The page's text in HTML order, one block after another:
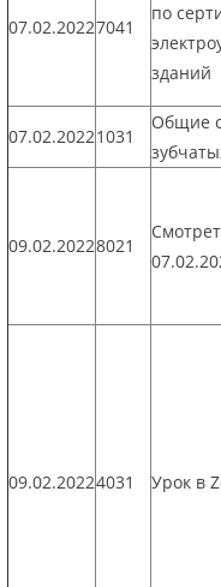
07.02.20227041
по
зданий
07.02.20221031
Общие
09.02.20228021
09.02.20224031 Урок в